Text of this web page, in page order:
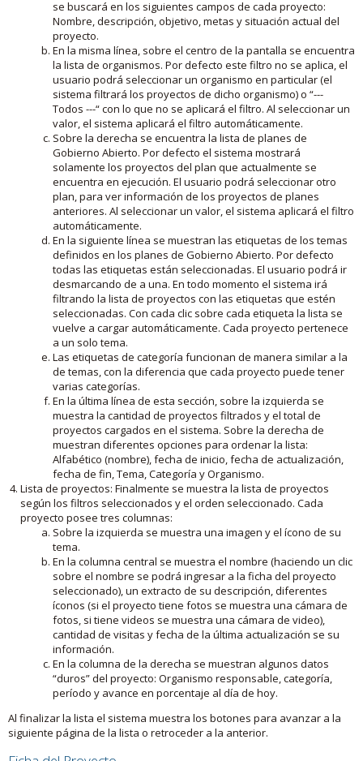
se buscará en los siguientes campos de cada proyecto:
Nombre, descripción, objetivo, metas y situación actual del
proyecto.
En la misma línea, sobre el centro de la pantalla se encuentra
la lista de organismos. Por defecto este filtro no se aplica, el
usuario podrá seleccionar un organismo en particular (el
sistema filtrará los proyectos de dicho organismo) o “---
Todos ---“ con lo que no se aplicará el filtro. Al seleccionar un
valor, el sistema aplicará el filtro automáticamente.
Sobre la derecha se encuentra la lista de planes de
Gobierno Abierto. Por defecto el sistema mostrará
solamente los proyectos del plan que actualmente se
encuentra en ejecución. El usuario podrá seleccionar otro
plan, para ver información de los proyectos de planes
anteriores. Al seleccionar un valor, el sistema aplicará el filtro
automáticamente.
En la siguiente línea se muestran las etiquetas de los temas
definidos en los planes de Gobierno Abierto. Por defecto
todas las etiquetas están seleccionadas. El usuario podrá ir
desmarcando de a una. En todo momento el sistema irá
filtrando la lista de proyectos con las etiquetas que estén
seleccionadas. Con cada clic sobre cada etiqueta la lista se
vuelve a cargar automáticamente. Cada proyecto pertenece
a un solo tema.
Las etiquetas de categoría funcionan de manera similar a la
de temas, con la diferencia que cada proyecto puede tener
varias categorías.
En la última línea de esta sección, sobre la izquierda se
muestra la cantidad de proyectos filtrados y el total de
proyectos cargados en el sistema. Sobre la derecha de
muestran diferentes opciones para ordenar la lista:
Alfabético (nombre), fecha de inicio, fecha de actualización,
fecha de fin, Tema, Categoría y Organismo.
Lista de proyectos: Finalmente se muestra la lista de proyectos
según los filtros seleccionados y el orden seleccionado. Cada
proyecto posee tres columnas:
Sobre la izquierda se muestra una imagen y el ícono de su
tema.
En la columna central se muestra el nombre (haciendo un clic
sobre el nombre se podrá ingresar a la ficha del proyecto
seleccionado), un extracto de su descripción, diferentes
íconos (si el proyecto tiene fotos se muestra una cámara de
fotos, si tiene videos se muestra una cámara de video),
cantidad de visitas y fecha de la última actualización se su
información.
En la columna de la derecha se muestran algunos datos
“duros” del proyecto: Organismo responsable, categoría,
período y avance en porcentaje al día de hoy.
Al finalizar la lista el sistema muestra los botones para avanzar a la
siguiente página de la lista o retroceder a la anterior.